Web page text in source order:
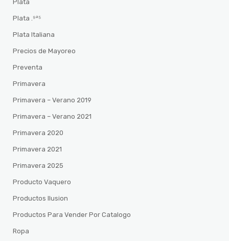
Plata
Plata .⁹²⁵
Plata Italiana
Precios de Mayoreo
Preventa
Primavera
Primavera – Verano 2019
Primavera – Verano 2021
Primavera 2020
Primavera 2021
Primavera 2025
Producto Vaquero
Productos Ilusion
Productos Para Vender Por Catalogo
Ropa